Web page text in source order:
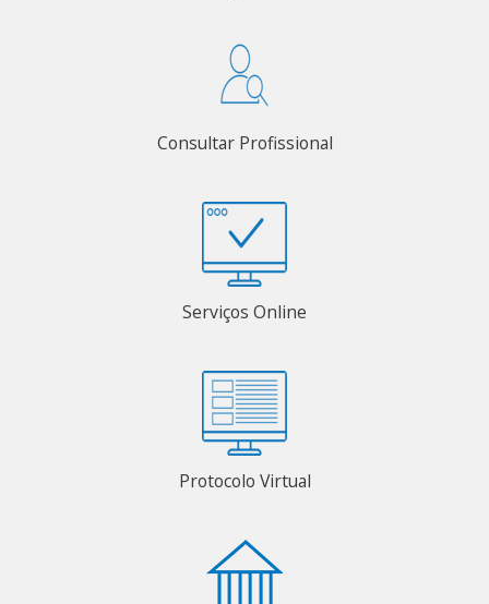
Consultar Profissional
Serviços Online
Protocolo Virtual